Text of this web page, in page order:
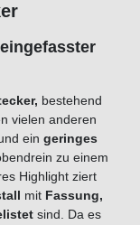
bestehend
vielen anderen
ein geringes
zu einem
Highlight ziert
mit Fassung,
sind. Da es